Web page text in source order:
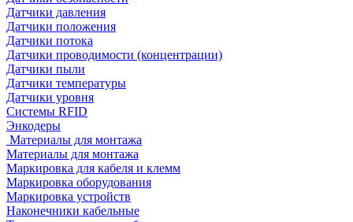
Датчики давления
Датчики положения
Датчики потока
Датчики проводимости (концентрации)
Датчики пыли
Датчики температуры
Датчики уровня
Системы RFID
Энкодеры
Материалы для монтажа
Материалы для монтажа
Маркировка для кабеля и клемм
Маркировка оборудования
Маркировка устройств
Наконечники кабельные